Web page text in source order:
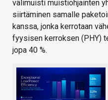
välimuisti muistiohjainten
siirtäminen samalle
kanssa, jonka kerrotaan
fyysisen kerroksen (PHY)
jopa 40 %.